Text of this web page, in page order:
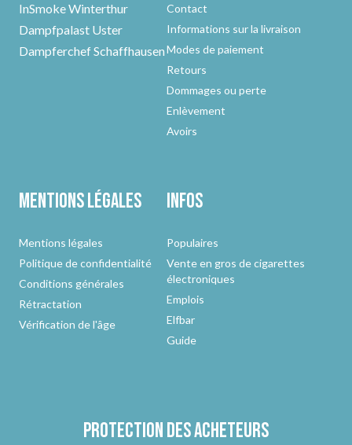
InSmoke Winterthur
Dampfpalast Uster
Dampferchef Schaffhausen
Contact
Informations sur la livraison
Modes de paiement
Retours
Dommages ou perte
Enlèvement
Avoirs
Mentions légales
Mentions légales
Politique de confidentialité
Conditions générales
Rétractation
Vérification de l'âge
Infos
Populaires
Vente en gros de cigarettes
électroniques
Emplois
Elfbar
Guide
Protection des acheteurs